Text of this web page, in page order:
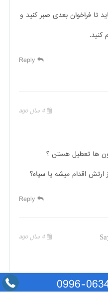
تا فراخوان بعدی صبر کنید و
کنید.
Reply
4 سال ago
ها تعطیل هستن ؟
ارتش اقدام میشه یا سپاه؟
Reply
4 سال ago